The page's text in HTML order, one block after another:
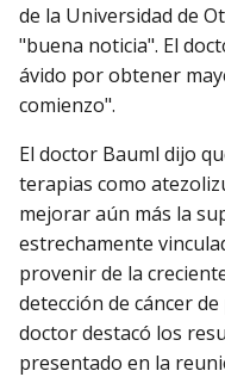
de la Universidad de
"buena noticia". El
ávido por obtener
comienzo".
El doctor Bauml dijo
terapias como
mejorar aún más la
estrechamente
provenir de la
detección de cáncer
doctor destacó los
presentado en la